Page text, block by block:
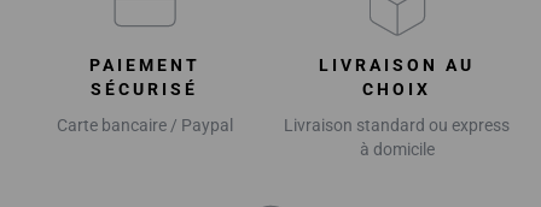
PAIEMENT
SÉCURISÉ
Carte bancaire / Paypal
LIVRAISON AU
CHOIX
Livraison standard ou express
à domicile